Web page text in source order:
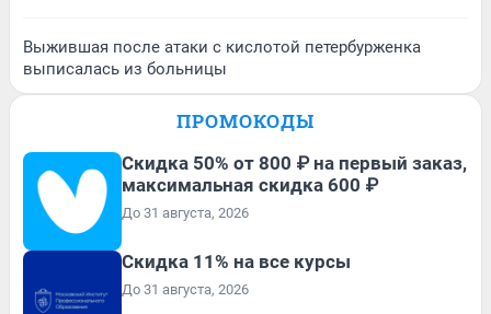
Выжившая после атаки с кислотой петербурженка
выписалась из больницы
ПРОМОКОДЫ
Скидка 50% от 800 ₽ на первый заказ,
максимальная скидка 600 ₽
До 31 августа, 2026
Скидка 11% на все курсы
До 31 августа, 2026